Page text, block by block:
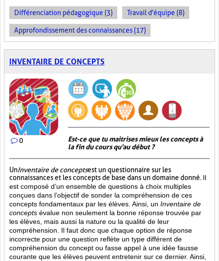
Différenciation pédagogique (3) Travail d'équipe (8)
Approfondissement des connaissances (17)
INVENTAIRE DE CONCEPTS
0
Est-ce que tu maitrises mieux les concepts à
la fin du cours qu'au début ?
UnInventaire de conceptsest un questionnaire sur les
connaissances et les concepts de base dans un domaine donné. Il
est composé d’un ensemble de questions à choix multiples
conçues dans l’objectif de sonder la compréhension de ces
concepts fondamentaux par les élèves. Ainsi, un Inventaire de
concepts évalue non seulement la bonne réponse trouvée par
les élèves, mais aussi la nature ou la qualité de leur
compréhension. Il faut donc que chaque option de réponse
incorrecte pour une question reflète un type différent de
compréhension du concept ou fasse appel à une idée fausse
courante que les élèves peuvent entretenir sur ce dernier. Ainsi,